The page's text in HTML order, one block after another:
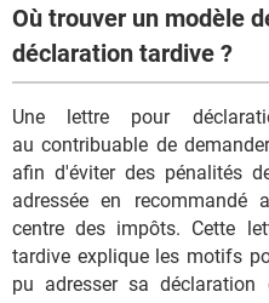
Où trouver un modèle
déclaration tardive ?
Une lettre pour
au contribuable de
afin d'éviter des pénalités
adressée en recommandé
centre des impôts. Cette
tardive explique les motifs
pu adresser sa